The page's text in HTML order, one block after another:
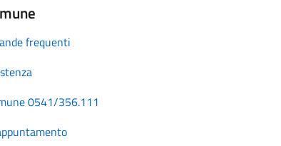
frequenti
0541/356.111